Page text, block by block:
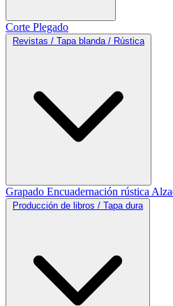
Corte Plegado
Revistas / Tapa blanda / Rústica
Grapado Encuadernación rústica
Producción de libros / Tapa dura